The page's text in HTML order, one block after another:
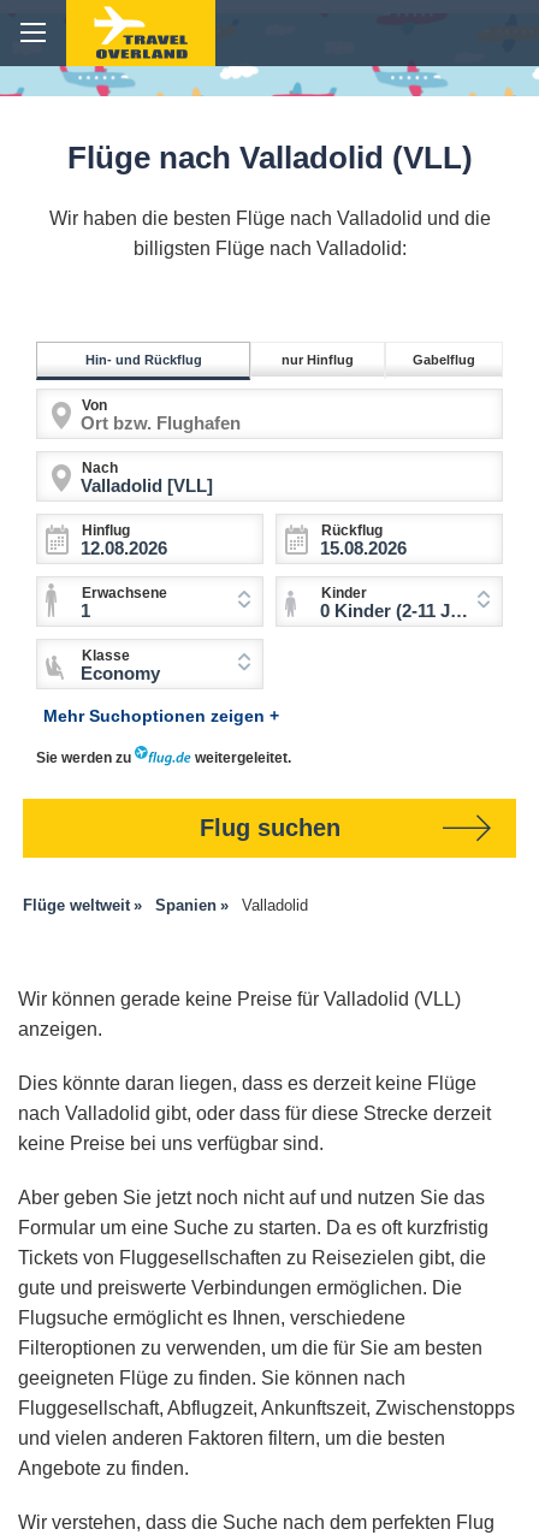
Flüge nach Valladolid (VLL)
Wir haben die besten Flüge nach Valladolid und die
billigsten Flüge nach Valladolid:
Hin- und Rückflug nur Hinflug Gabelflug
Von
Nach
Hinflug Rückflug
Erwachsene
1
Kinder
0 Kinder (2-11 Jahre)
Klasse
Economy
Mehr Suchoptionen zeigen +
Sie werden zu weitergeleitet.
Flug suchen
Flüge weltweit Spanien Valladolid
Wir können gerade keine Preise für Valladolid (VLL)
anzeigen.
Dies könnte daran liegen, dass es derzeit keine Flüge
nach Valladolid gibt, oder dass für diese Strecke derzeit
keine Preise bei uns verfügbar sind.
Aber geben Sie jetzt noch nicht auf und nutzen Sie das
Formular um eine Suche zu starten. Da es oft kurzfristig
Tickets von Fluggesellschaften zu Reisezielen gibt, die
gute und preiswerte Verbindungen ermöglichen. Die
Flugsuche ermöglicht es Ihnen, verschiedene
Filteroptionen zu verwenden, um die für Sie am besten
geeigneten Flüge zu finden. Sie können nach
Fluggesellschaft, Abflugzeit, Ankunftszeit, Zwischenstopps
und vielen anderen Faktoren filtern, um die besten
Angebote zu finden.
Wir verstehen, dass die Suche nach dem perfekten Flug